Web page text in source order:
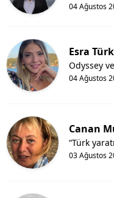
04 Ağustos
Esra
04 Ağustos
Odyssey
Canan
03 Ağustos
“Türk